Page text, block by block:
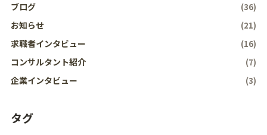
ブログ (36)
お知らせ (21)
求職者インタビュー (16)
コンサルタント紹介 (7)
企業インタビュー (3)
タグ